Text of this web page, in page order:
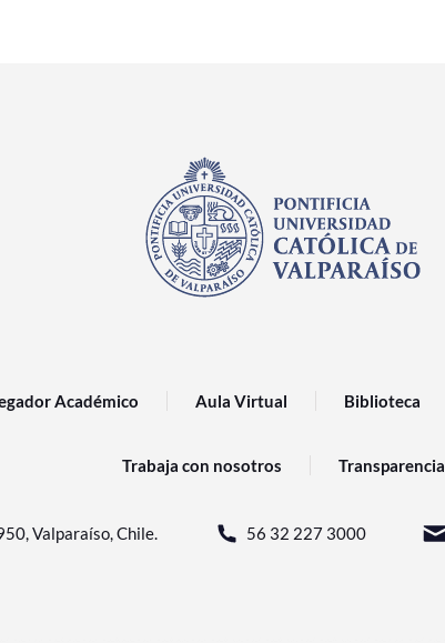
Académico Aula Virtual Biblioteca
Trabaja con nosotros Transparencia
Valparaíso, Chile. 56 32 227 3000